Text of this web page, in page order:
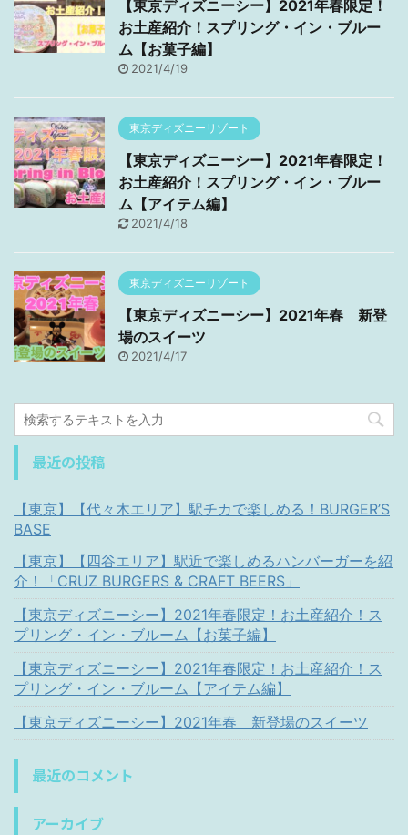
【東京ディズニーシー】2021年春限定！
お土産紹介！スプリング・イン・ブルー
ム【お菓子編】
2021/4/19
東京ディズニーリゾート
【東京ディズニーシー】2021年春限定！
お土産紹介！スプリング・イン・ブルー
ム【アイテム編】
2021/4/18
東京ディズニーリゾート
【東京ディズニーシー】2021年春 新登
場のスイーツ
2021/4/17
最近の投稿
【東京】【代々木エリア】駅チカで楽しめる！BURGER’S
BASE
【東京】【四谷エリア】駅近で楽しめるハンバーガーを紹
介！「CRUZ BURGERS & CRAFT BEERS」
【東京ディズニーシー】2021年春限定！お土産紹介！ス
プリング・イン・ブルーム【お菓子編】
【東京ディズニーシー】2021年春限定！お土産紹介！ス
プリング・イン・ブルーム【アイテム編】
【東京ディズニーシー】2021年春 新登場のスイーツ
最近のコメント
アーカイブ